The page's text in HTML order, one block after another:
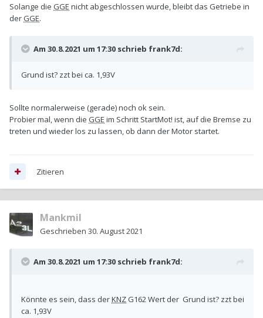
Solange die GGE nicht abgeschlossen wurde, bleibt das Getriebe in
der GGE.
Am 30.8.2021 um 17:30 schrieb frank7d:
Grund ist? zzt bei ca. 1,93V
Sollte normalerweise (gerade) noch ok sein.
Probier mal, wenn die GGE im Schritt StartMot! ist, auf die Bremse zu
treten und wieder los zu lassen, ob dann der Motor startet.
Zitieren
Mankmil
Geschrieben 30. August 2021
Am 30.8.2021 um 17:30 schrieb frank7d:
Könnte es sein, dass derKNZ G162 Wert der Grund ist? zzt bei
ca. 1,93V